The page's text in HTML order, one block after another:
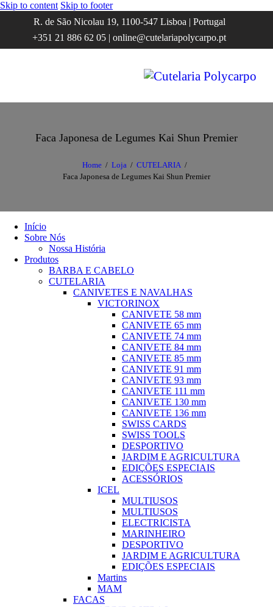
Skip to content Skip to footer
R. de São Nicolau 19, 1100-547 Lisboa | Portugal
+351 21 886 62 05 | online@cutelariapolycarpo.pt
Faca Japonesa de Legumes Kai Shun Premier
Home Loja
CUTELARIA
Faca Japonesa de Legumes Kai Shun Premier
Início
Sobre Nós
Nossa História
Produtos
BARBA E CABELO
CUTELARIA
CANIVETES E NAVALHAS
VICTORINOX
CANIVETE 58 mm
CANIVETE 65 mm
CANIVETE 74 mm
CANIVETE 84 mm
CANIVETE 85 mm
CANIVETE 91 mm
CANIVETE 93 mm
CANIVETE 111 mm
CANIVETE 130 mm
CANIVETE 136 mm
SWISS CARDS
SWISS TOOLS
DESPORTIVO
JARDIM E AGRICULTURA
EDIÇÕES ESPECIAIS
ACESSÓRIOS
ICEL
MULTIUSOS
MULTIUSOS
ELECTRICISTA
MARINHEIRO
DESPORTIVO
JARDIM E AGRICULTURA
EDIÇÕES ESPECIAIS
Martins
MAM
FACAS